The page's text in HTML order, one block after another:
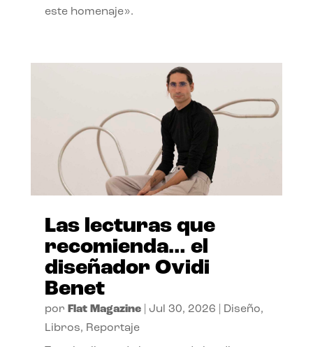
este homenaje».
Las lecturas que
recomienda… el
diseñador Ovidi
Benet
por Flat Magazine| Jul 30, 2026 Diseño,
Libros, Reportaje